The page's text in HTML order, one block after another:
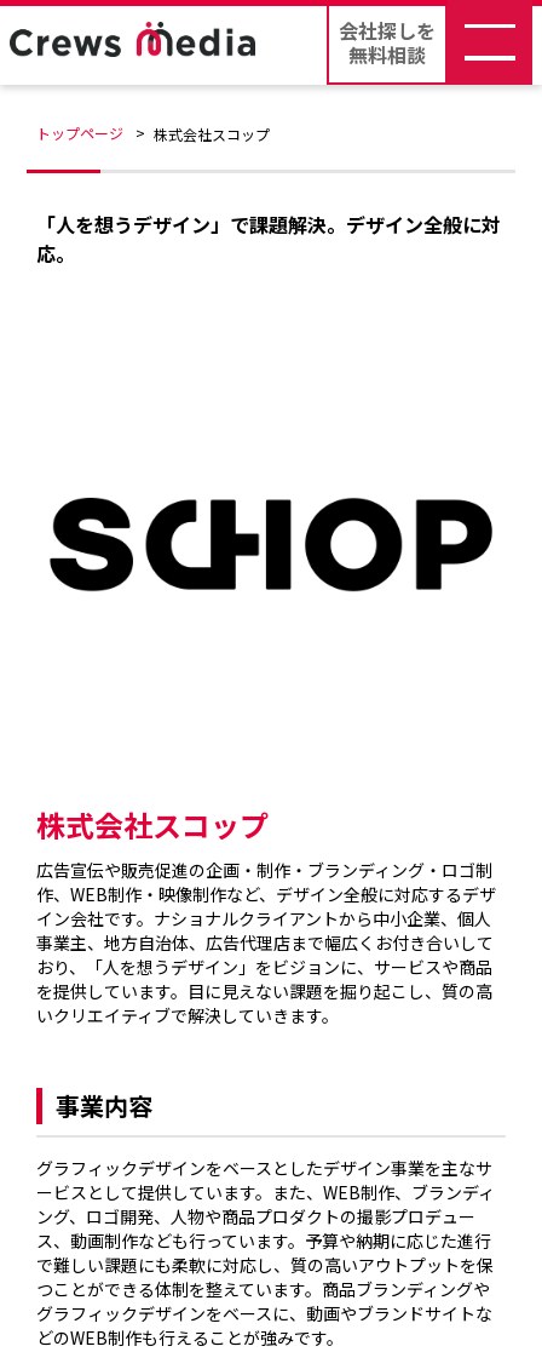
会社探しを
無料相談
トップページ 株式会社スコップ
「人を想うデザイン」で課題解決。デザイン全般に対
応。
株式会社スコップ
広告宣伝や販売促進の企画・制作・ブランディング・ロゴ制
作、WEB制作・映像制作など、デザイン全般に対応するデザ
イン会社です。ナショナルクライアントから中小企業、個人
事業主、地方自治体、広告代理店まで幅広くお付き合いして
おり、「人を想うデザイン」をビジョンに、サービスや商品
を提供しています。目に見えない課題を掘り起こし、質の高
いクリエイティブで解決していきます。
事業内容
グラフィックデザインをベースとしたデザイン事業を主なサ
ービスとして提供しています。また、WEB制作、ブランディ
ング、ロゴ開発、人物や商品プロダクトの撮影プロデュー
ス、動画制作なども行っています。予算や納期に応じた進行
で難しい課題にも柔軟に対応し、質の高いアウトプットを保
つことができる体制を整えています。商品ブランディングや
グラフィックデザインをベースに、動画やブランドサイトな
どのWEB制作も行えることが強みです。